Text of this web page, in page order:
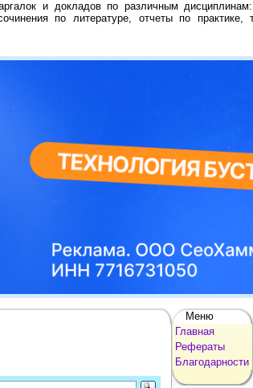
и докладов по различным дисциплинам:
по литературе, отчеты по практике,
Меню
Главная
Рефераты
Благодарности